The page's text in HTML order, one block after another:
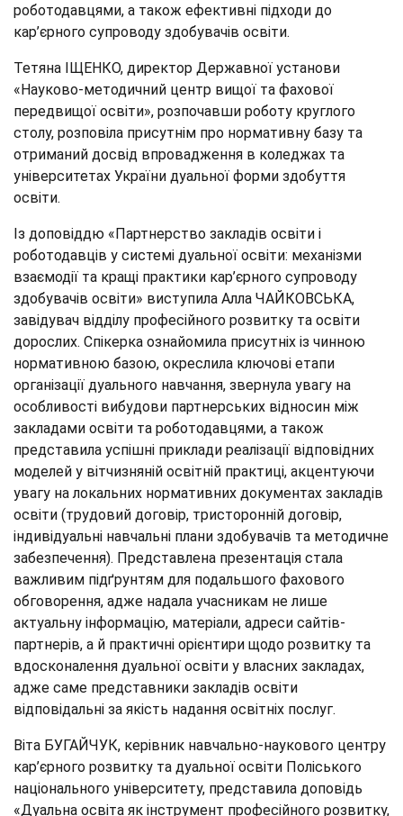
роботодавцями, а також ефективні підходи до
кар’єрного супроводу здобувачів освіти.
Тетяна ІЩЕНКО, директор Державної установи
«Науково-методичний центр вищої та фахової
передвищої освіти», розпочавши роботу круглого
столу, розповіла присутнім про нормативну базу та
отриманий досвід впровадження в коледжах та
університетах України дуальної форми здобуття
освіти.
Із доповіддю «Партнерство закладів освіти і
роботодавців у системі дуальної освіти: механізми
взаємодії та кращі практики кар’єрного супроводу
здобувачів освіти» виступила Алла ЧАЙКОВСЬКА,
завідувач відділу професійного розвитку та освіти
дорослих. Спікерка ознайомила присутніх із чинною
нормативною базою, окреслила ключові етапи
організації дуального навчання, звернула увагу на
особливості вибудови партнерських відносин між
закладами освіти та роботодавцями, а також
представила успішні приклади реалізації відповідних
моделей у вітчизняній освітній практиці, акцентуючи
увагу на локальних нормативних документах закладів
освіти (трудовий договір, тристоронній договір,
індивідуальні навчальні плани здобувачів та методичне
забезпечення). Представлена презентація стала
важливим підґрунтям для подальшого фахового
обговорення, адже надала учасникам не лише
актуальну інформацію, матеріали, адреси сайтів-
партнерів, а й практичні орієнтири щодо розвитку та
вдосконалення дуальної освіти у власних закладах,
адже саме представники закладів освіти
відповідальні за якість надання освітніх послуг.
Віта БУГАЙЧУК, керівник навчально-наукового центру
кар’єрного розвитку та дуальної освіти Поліського
національного університету, представила доповідь
«Дуальна освіта як інструмент професійного розвитку,